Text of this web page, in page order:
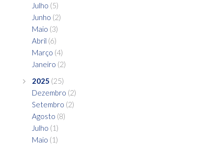
Julho (5)
Junho (2)
Maio (3)
Abril (6)
Março (4)
Janeiro (2)
2025 (25)
Dezembro (2)
Setembro (2)
Agosto (8)
Julho (1)
Maio (1)